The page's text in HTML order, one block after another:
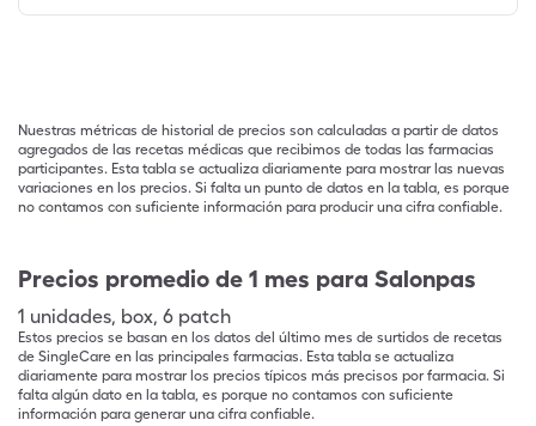
Nuestras métricas de historial de precios son calculadas a partir de datos
agregados de las recetas médicas que recibimos de todas las farmacias
participantes. Esta tabla se actualiza diariamente para mostrar las nuevas
variaciones en los precios. Si falta un punto de datos en la tabla, es porque
no contamos con suficiente información para producir una cifra confiable.
Precios promedio de 1 mes para Salonpas
1 unidades, box, 6 patch
Estos precios se basan en los datos del último mes de surtidos de recetas
de SingleCare en las principales farmacias. Esta tabla se actualiza
diariamente para mostrar los precios típicos más precisos por farmacia. Si
falta algún dato en la tabla, es porque no contamos con suficiente
información para generar una cifra confiable.